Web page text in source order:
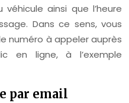
ainsi que l’heure
Dans ce sens, vous
numéro à appeler auprès
en ligne, à l’exemple
par email